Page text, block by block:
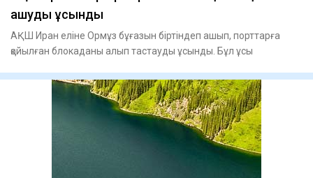
ашуды ұсынды
АҚШ Иран еліне Ормұз бұғазын біртіндеп ашып, порттарға
қойылған блокаданы алып тастауды ұсынды. Бұл ұсы